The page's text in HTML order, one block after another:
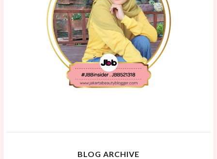
BLOG ARCHIVE